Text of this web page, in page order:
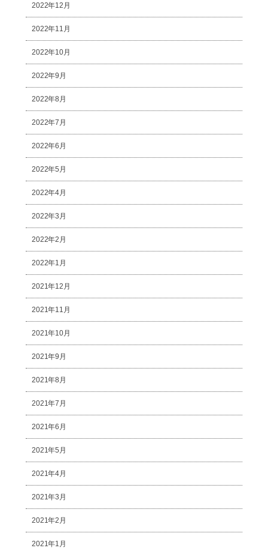
2022年12月
2022年11月
2022年10月
2022年9月
2022年8月
2022年7月
2022年6月
2022年5月
2022年4月
2022年3月
2022年2月
2022年1月
2021年12月
2021年11月
2021年10月
2021年9月
2021年8月
2021年7月
2021年6月
2021年5月
2021年4月
2021年3月
2021年2月
2021年1月